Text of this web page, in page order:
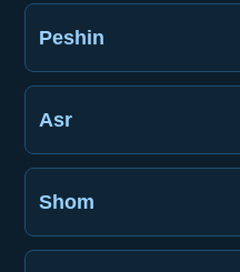
Peshin
Asr
Shom